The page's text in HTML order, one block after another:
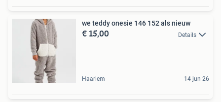
we teddy onesie 146 152 als nieuw
€ 15,00 Details
Haarlem 14 jun 26